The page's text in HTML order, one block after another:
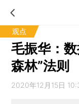
观点
毛振华：
森林”法则
2020年12月15日